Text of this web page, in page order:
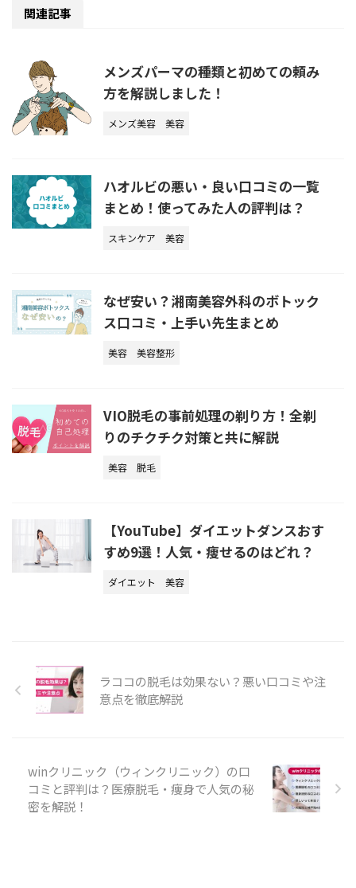
関連記事
メンズパーマの種類と初めての頼み
方を解説しました！
メンズ美容 美容
ハオルビの悪い・良い口コミの一覧
まとめ！使ってみた人の評判は？
スキンケア 美容
なぜ安い？湘南美容外科のボトック
ス口コミ・上手い先生まとめ
美容 美容整形
VIO脱毛の事前処理の剃り方！全剃
りのチクチク対策と共に解説
美容 脱毛
【YouTube】ダイエットダンスおす
すめ9選！人気・痩せるのはどれ？
ダイエット 美容
ラココの脱毛は効果ない？悪い口コミや注
意点を徹底解説
winクリニック（ウィンクリニック）の口
コミと評判は？医療脱毛・痩身で人気の秘
密を解説！